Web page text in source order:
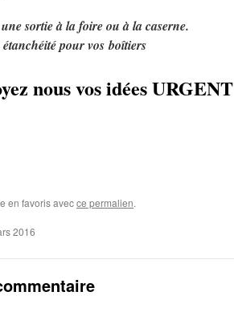
sortie à la foire ou à la caserne.
pour vos boîtiers
nous vos idées URGENT
en favoris avecce permalien.
2016